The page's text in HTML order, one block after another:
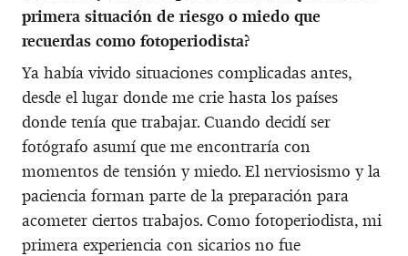
primera situación de riesgo o miedo que
recuerdas como fotoperiodista?
Ya había vivido situaciones complicadas antes,
desde el lugar donde me crie hasta los países
donde tenía que trabajar. Cuando decidí ser
fotógrafo asumí que me encontraría con
momentos de tensión y miedo. El nerviosismo y la
paciencia forman parte de la preparación para
acometer ciertos trabajos. Como fotoperiodista, mi
primera experiencia con sicarios no fue